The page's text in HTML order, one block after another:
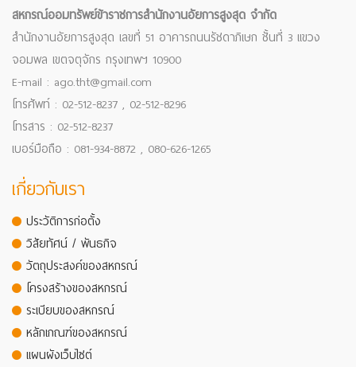
สหกรณ์ออมทรัพย์ข้าราชการสำนักงานอัยการสูงสุด จำกัด
สำนักงานอัยการสูงสุด เลขที่ 51 อาคารถนนรัชดาภิเษก ชั้นที่ 3 แขวง
จอมพล เขตจตุจักร กรุงเทพฯ 10900
E-mail : ago.tht@gmail.com
โทรศัพท์ : 02-512-8237 , 02-512-8296
โทรสาร : 02-512-8237
เบอร์มือถือ : 081-934-8872 , 080-626-1265
เกี่ยวกับเรา
ประวัติการก่อตั้ง
วิสัยทัศน์ / พันธกิจ
วัตถุประสงค์ของสหกรณ์
โครงสร้างของสหกรณ์
ระเบียบของสหกรณ์
หลักเกณฑ์ของสหกรณ์
แผนผังเว็บไซต์